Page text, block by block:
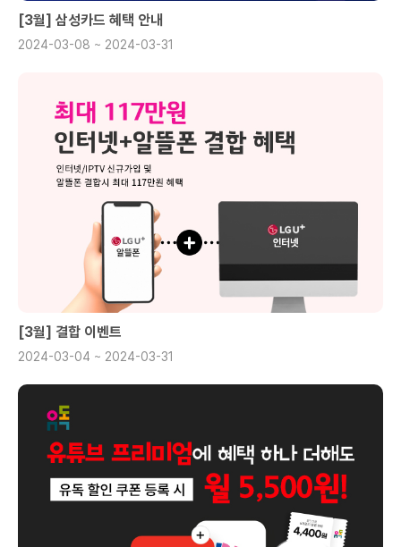
[3월] 삼성카드 혜택 안내
2024-03-08 ~ 2024-03-31
[3월] 결합 이벤트
2024-03-04 ~ 2024-03-31